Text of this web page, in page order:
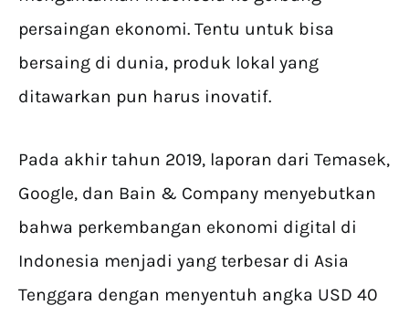
persaingan ekonomi. Tentu untuk bisa
bersaing di dunia, produk lokal yang
ditawarkan pun harus inovatif.
Pada akhir tahun 2019, laporan dari Temasek,
Google, dan Bain & Company menyebutkan
bahwa perkembangan ekonomi digital di
Indonesia menjadi yang terbesar di Asia
Tenggara dengan menyentuh angka USD 40